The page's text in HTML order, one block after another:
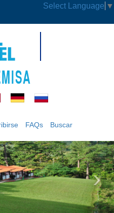
Select Language ▼
FAQs Buscar
›